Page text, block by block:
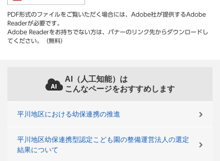
PDF形式のファイルをご覧いただく場合には、Adobe社が提供するAdobe
Readerが必要です。
Adobe Readerをお持ちでない方は、バナーのリンク先からダウンロードし
てください。（無料）
AI（人工知能）は
こんなページをおすすめします
平川地区における幼保連携の推進
平川地区幼保連携型認定こども園の整備運営法人の選定
結果について